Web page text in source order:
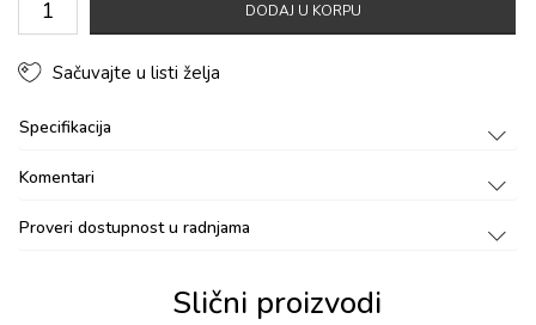
DODAJ U KORPU
Sačuvajte u listi želja
Specifikacija
Komentari
Proveri dostupnost u radnjama
Slični proizvodi